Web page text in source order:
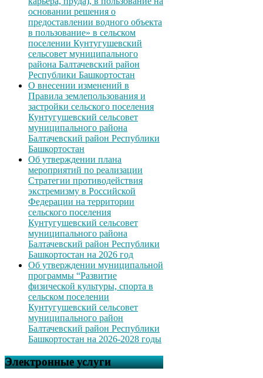
основании решения о
предоставлении водного объекта
в пользование» в сельском
поселении Кунтугушевский
сельсовет муниципального
района Балтачевский район
Республики Башкортостан
О внесении изменений в
Правила землепользования и
застройки сельского поселения
Кунтугушевский сельсовет
муниципального района
Балтачевский район Республики
Башкортостан
Об утверждении плана
мероприятий по реализации
Стратегии противодействия
экстремизму в Российской
Федерации на территории
сельского поселения
Кунтугушевский сельсовет
муниципального района
Балтачевский район Республики
Башкортостан на 2026 год
Об утверждении муниципальной
программы “Развитие
физической культуры, спорта в
сельском поселении
Кунтугушевский сельсовет
муниципального район
Балтачевский район Республики
Башкортостан на 2026-2028 годы
Электронные услуги